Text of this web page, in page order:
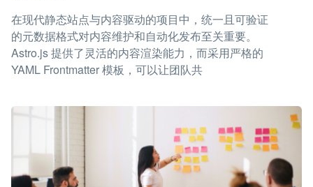
在现代静态站点与内容驱动的项目中，统一且可验证
的元数据格式对内容维护和自动化发布至关重要。
Astro.js 提供了灵活的内容渲染能力，而采用严格的
YAML Frontmatter 模板，可以让团队共